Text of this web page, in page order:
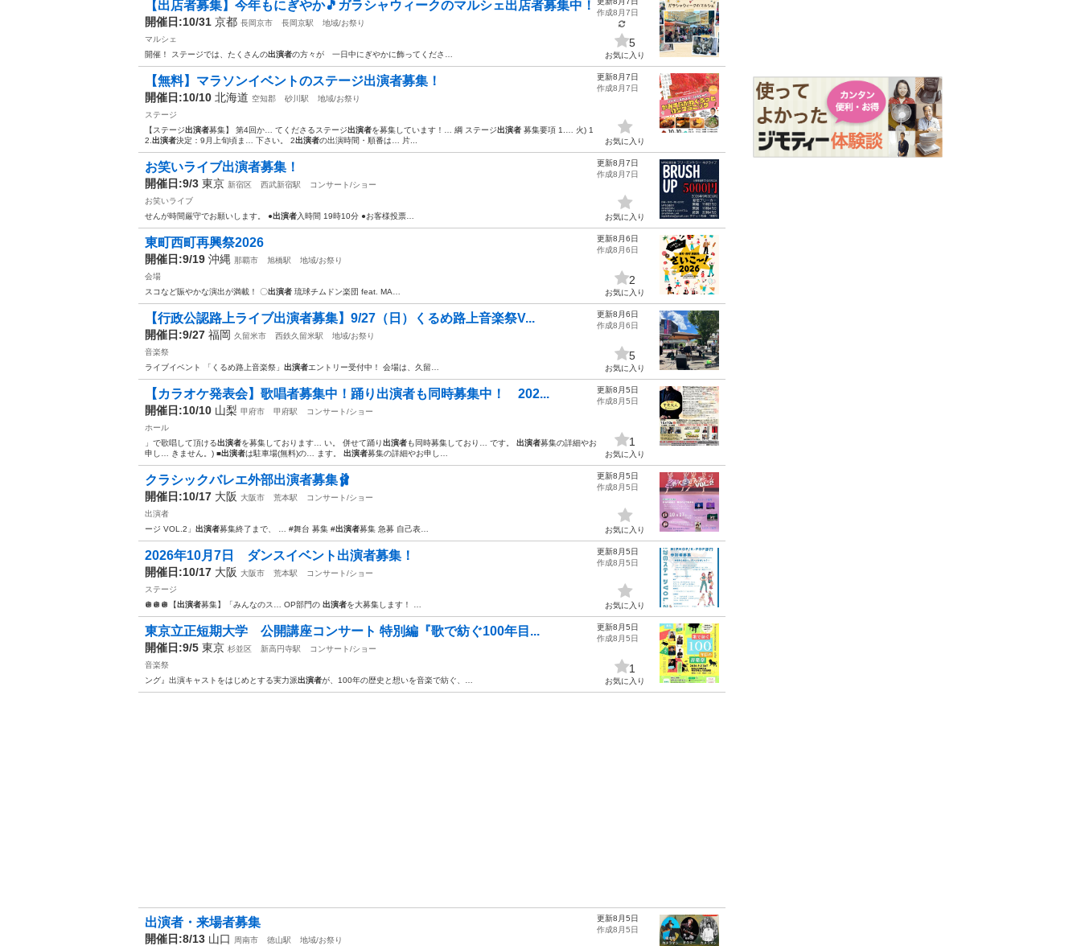
【出店者募集】今年もにぎやか🎵ガラシャウィークのマルシェ出店者募集中！
開催日:10/31 京都 長岡京市 長岡京駅
地域/お祭り
マルシェ
開催！ ステージでは、たくさんの出演者の方々が 一日中にぎやかに飾ってくださ…
作成8月7日
5
お気に入り
【無料】マラソンイベントのステージ出演者募集！
開催日:10/10 北海道 空知郡 砂川駅
地域/お祭り
ステージ
【ステージ出演者募集】 第4回か… てくださるステージ出演者を募集しています！… 綱 ステージ出演者 募集要項 1.… 火) 1
2. 出演者決定：9月上旬頃ま… 下さい。 2出演者の出演時間・順番は… 片...
更新8月7日
作成8月7日
お気に入り
お笑いライブ出演者募集！
開催日:9/3 東京 新宿区 西武新宿駅
コンサート/ショー
お笑いライブ
せんが時間厳守でお願いします。 ●出演者入時間 19時10分 ●お客様投票…
更新8月7日
作成8月7日
お気に入り
東町西町再興祭2026
開催日:9/19 沖縄 那覇市 旭橋駅
地域/お祭り
会場
スコなど賑やかな演出が満載！ 〇出演者 琉球チムドン楽団 feat. MA…
更新8月6日
作成8月6日
2
お気に入り
【行政公認路上ライブ出演者募集】9/27（日）くるめ路上音楽祭V...
開催日:9/27 福岡 久留米市 西鉄久留米駅
地域/お祭り
音楽祭
ライブイベント 「くるめ路上音楽祭」 出演者エントリー受付中！ 会場は、久留…
更新8月6日
作成8月6日
5
お気に入り
【カラオケ発表会】歌唱者募集中！踊り出演者も同時募集中！ 202...
開催日:10/10 山梨 甲府市 甲府駅
コンサート/ショー
ホール
」で歌唱して頂ける出演者を募集しております… い。 併せて踊り出演者も同時募集しており… です。 出演者募集の詳細やお
申し… きません。) ■出演者は駐車場(無料)の… ます。 出演者募集の詳細やお申し…
更新8月5日
作成8月5日
1
お気に入り
クラシックバレエ外部出演者募集🩰
開催日:10/17 大阪 大阪市 荒本駅
コンサート/ショー
出演者
ージ VOL.2」 出演者募集終了まで、 … #舞台 募集 #出演者募集 急募 自己表…
更新8月5日
作成8月5日
お気に入り
2026年10月7日 ダンスイベント出演者募集！
開催日:10/17 大阪 大阪市 荒本駅
コンサート/ショー
ステージ
🪩🪩🪩【出演者募集】「みんなのス… OP部門の 出演者を大募集します！ …
更新8月5日
作成8月5日
お気に入り
東京立正短期大学 公開講座コンサート 特別編『歌で紡ぐ100年目...
開催日:9/5 東京 杉並区 新高円寺駅
コンサート/ショー
音楽祭
ング』出演キャストをはじめとする実力派出演者が、100年の歴史と想いを音楽で紡ぐ、…
更新8月5日
作成8月5日
1
お気に入り
出演者・来場者募集
開催日:8/13 山口 周南市 徳山駅
地域/お祭り
更新8月5日
作成8月5日